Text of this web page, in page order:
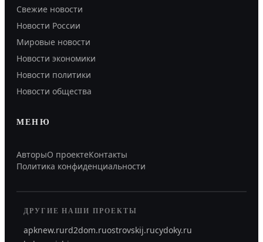
Свежие новости
Новости России
Мировые новости
Новости экономики
Новости политики
Новости общества
МЕНЮ
АвторыО проектеКонтакты
Политика конфиденциальности
ДРУГИЕ НАШИ ПРОЕКТЫ
apknew.rurd2dom.ruostrovskij.rucydoky.ru